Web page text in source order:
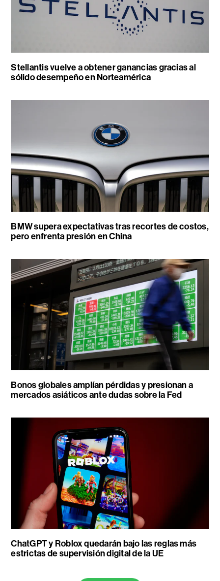
Stellantis vuelve a obtener ganancias gracias al
sólido desempeño en Norteamérica
BMW supera expectativas tras recortes de costos,
pero enfrenta presión en China
Bonos globales amplían pérdidas y presionan a
mercados asiáticos ante dudas sobre la Fed
ChatGPT y Roblox quedarán bajo las reglas más
estrictas de supervisión digital de la UE